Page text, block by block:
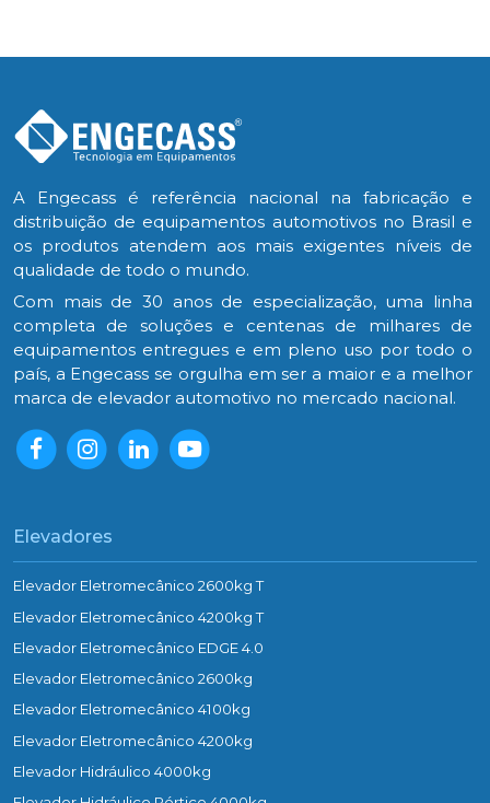
A Engecass é referência nacional na fabricação e
distribuição de equipamentos automotivos no Brasil e
os produtos atendem aos mais exigentes níveis de
qualidade de todo o mundo.
Com mais de 30 anos de especialização, uma linha
completa de soluções e centenas de milhares de
equipamentos entregues e em pleno uso por todo o
país, a Engecass se orgulha em ser a maior e a melhor
marca de elevador automotivo no mercado nacional.
Elevadores
Elevador Eletromecânico 2600kg T
Elevador Eletromecânico 4200kg T
Elevador Eletromecânico EDGE 4.0
Elevador Eletromecânico 2600kg
Elevador Eletromecânico 4100kg
Elevador Eletromecânico 4200kg
Elevador Hidráulico 4000kg